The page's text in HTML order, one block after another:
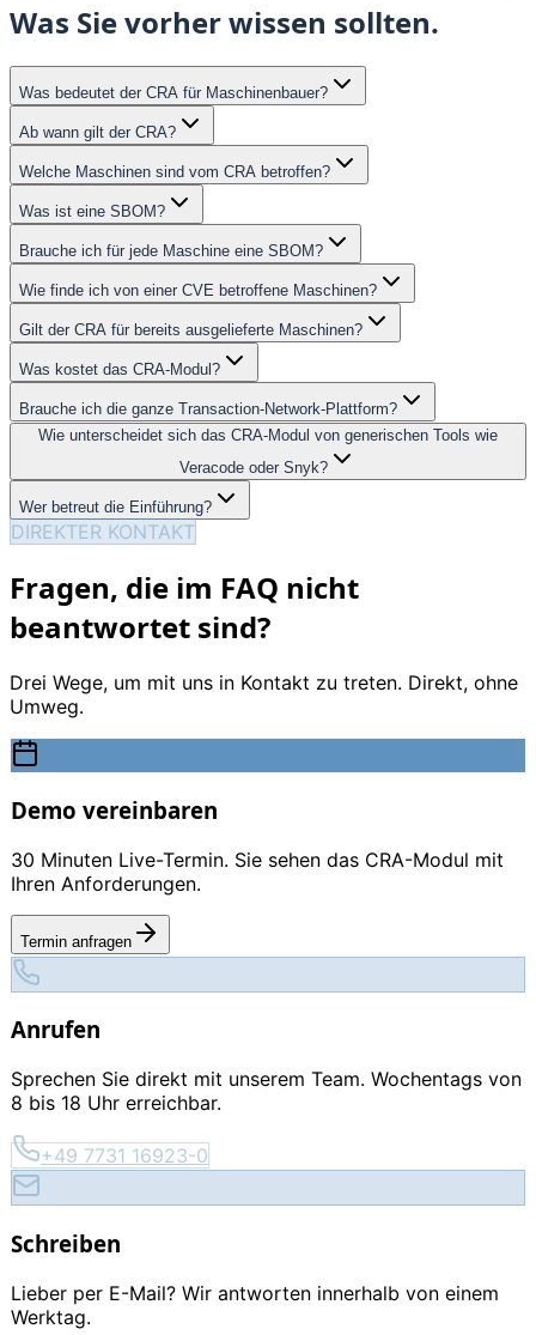
Was Sie vorher wissen sollten.
Was bedeutet der CRA für Maschinenbauer?
Ab wann gilt der CRA?
Welche Maschinen sind vom CRA betroffen?
Was ist eine SBOM?
Brauche ich für jede Maschine eine SBOM?
Wie finde ich von einer CVE betroffene Maschinen?
Gilt der CRA für bereits ausgelieferte Maschinen?
Was kostet das CRA-Modul?
Brauche ich die ganze Transaction-Network-Plattform?
Wie unterscheidet sich das CRA-Modul von generischen Tools wie
Veracode oder Snyk?
Wer betreut die Einführung?
DIREKTER KONTAKT
Fragen, die im FAQ nicht
beantwortet sind?
Drei Wege, um mit uns in Kontakt zu treten. Direkt, ohne
Umweg.
Demo vereinbaren
30 Minuten Live-Termin. Sie sehen das CRA-Modul mit
Ihren Anforderungen.
Termin anfragen
Anrufen
Sprechen Sie direkt mit unserem Team. Wochentags von
8 bis 18 Uhr erreichbar.
+49 7731 16923-0
Schreiben
Lieber per E-Mail? Wir antworten innerhalb von einem
Werktag.